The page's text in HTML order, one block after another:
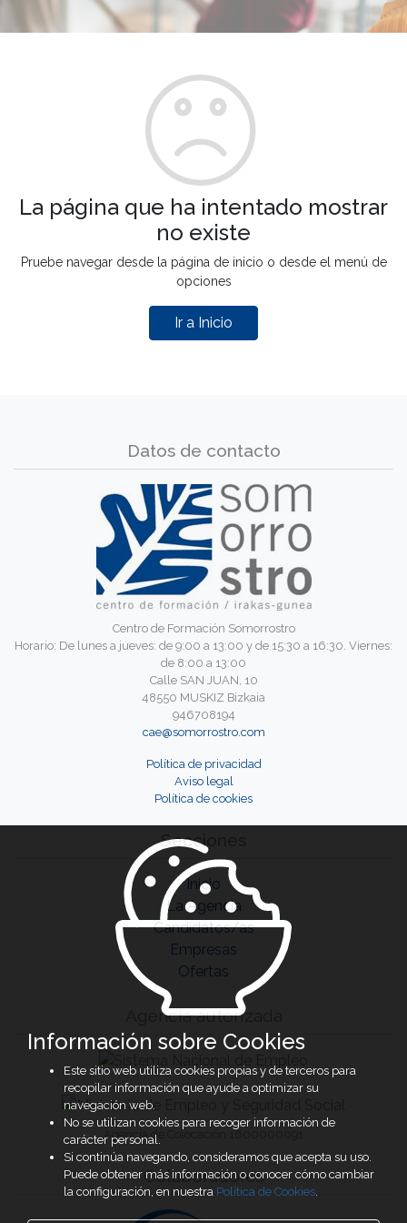
La página que ha intentado mostrar
no existe
Pruebe navegar desde la página de inicio o desde el menú de
opciones
Ir a Inicio
Datos de contacto
Centro de Formación Somorrostro
Horario: De lunes a jueves: de 9:00 a 13:00 y de 15:30 a 16:30. Viernes:
de 8:00 a 13:00
Calle SAN JUAN, 10
48550 MUSKIZ Bizkaia
946708194
cae@somorrostro.com
Política de privacidad
Aviso legal
Política de cookies
Secciones
Inicio
La Agencia
Candidatos/as
Empresas
Ofertas
Agencia autorizada
Agencia de Colocación 1600000091
Colaboradores
Información sobre Cookies
Este sitio web utiliza cookies propias y de terceros para
recopilar información que ayude a optimizar su
navegación web.
No se utilizan cookies para recoger información de
carácter personal.
Si continúa navegando, consideramos que acepta su uso.
Puede obtener más información o conocer cómo cambiar
la configuración, en nuestra Política de Cookies.